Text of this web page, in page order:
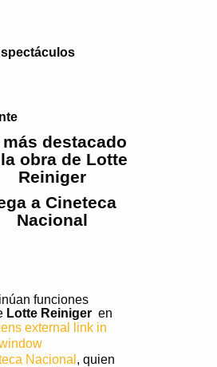
destacado
obra de Lotte
Reiniger
a Cineteca
Nacional
funciones
Lotte Reiniger en
Nacional , quien